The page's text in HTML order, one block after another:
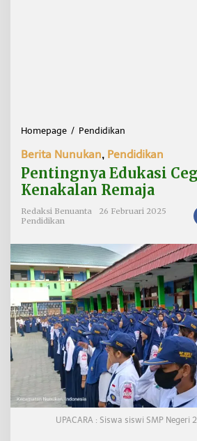
Homepage / Pendidikan
n
t
i
n
a
E
d
u
k
a
s
i
C
e
g
a
h
K
e
Berita Nunukan, Pendidikan
Pentingnya Edukasi
Kenakalan Remaja
Redaksi Benuanta
26 Februari 2025
Pendidikan
UPACARA : Siswa siswi SMP Negeri